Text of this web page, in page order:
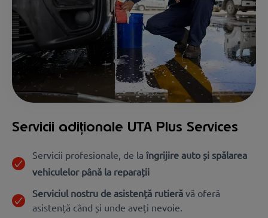
Servicii adiționale UTA Plus Services
Servicii profesionale, de la îngrijire auto și spălarea
vehiculelor până la reparații
Serviciul nostru de asistență rutieră vă oferă
asistență când și unde aveți nevoie.